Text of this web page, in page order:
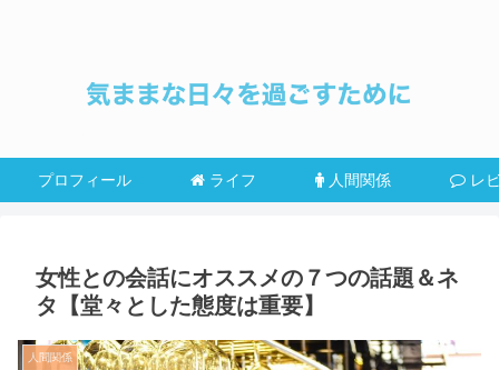
プロフィール ライフ 人間関係 レ
女性との会話にオススメの７つの話題＆ネ
タ【堂々とした態度は重要】
人間関係